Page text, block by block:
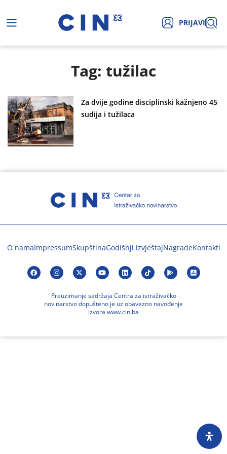
PRIJAVI
Tag: tužilac
Za dvije godine disciplinski kažnjeno 45
sudija i tužilaca
O namaImpressumSkupštinaGodišnji izvještajNagradeKontakti
Preuzimanje sadržaja Centra za istraživačko
novinarstvo dopušteno je uz obavezno navođenje
izvora www.cin.ba